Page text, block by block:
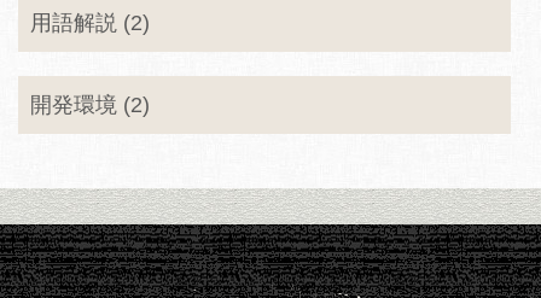
用語解説 (2)
開発環境 (2)